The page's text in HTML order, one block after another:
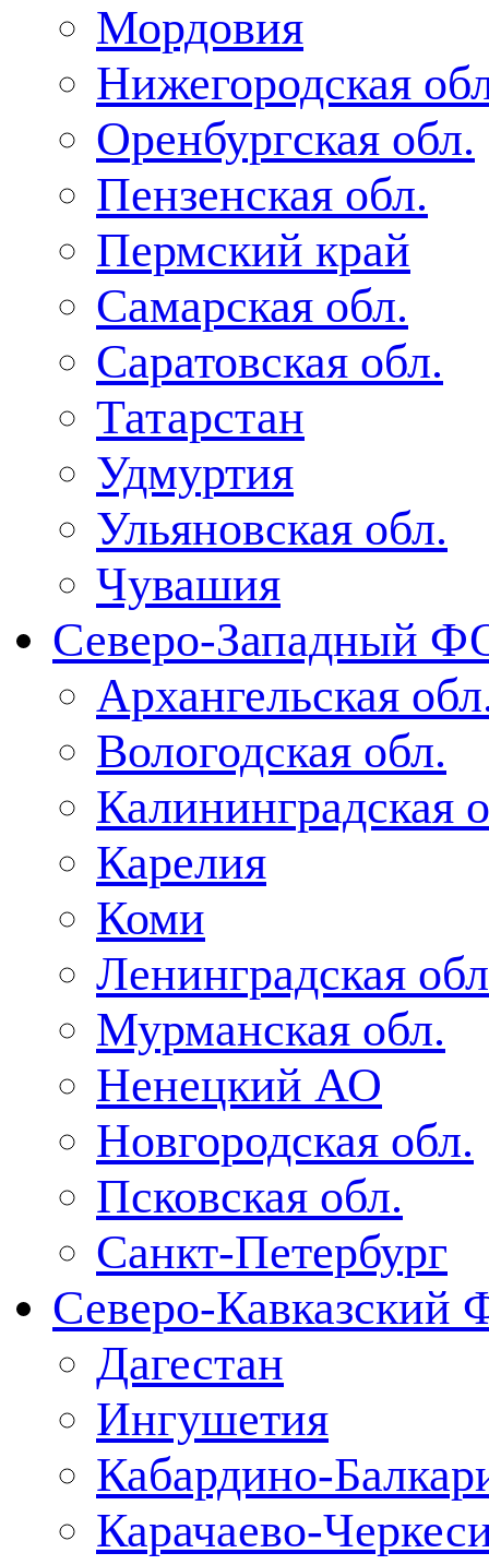
Мордовия
Нижегородская
Оренбургская обл.
Пензенская обл.
Пермский край
Самарская обл.
Саратовская обл.
Татарстан
Удмуртия
Ульяновская обл.
Чувашия
Северо-Западный
Архангельская
Вологодская обл.
Калининградская
Карелия
Коми
Ленинградская
Мурманская обл.
Ненецкий АО
Новгородская обл.
Псковская обл.
Санкт-Петербург
Северо-Кавказский
Дагестан
Ингушетия
Кабардино-
Карачаево-